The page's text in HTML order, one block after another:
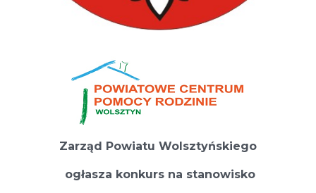
Zarząd Powiatu Wolsztyńskiego
ogłasza konkurs na stanowisko